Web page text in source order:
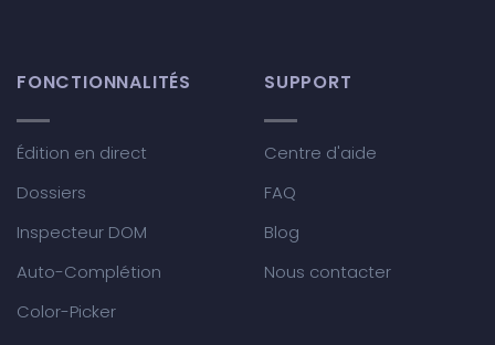
FONCTIONNALITÉS
Édition en direct
Dossiers
Inspecteur DOM
Auto-Complétion
Color-Picker
SUPPORT
Centre d'aide
FAQ
Blog
Nous contacter